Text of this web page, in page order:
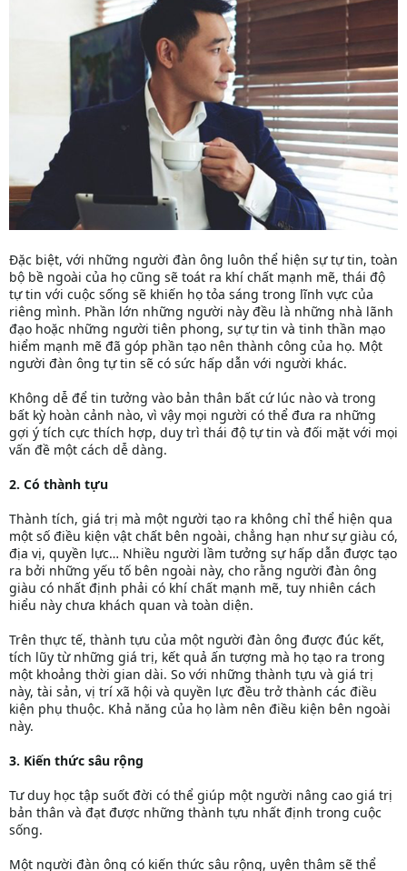
Đặc biệt, với những người đàn ông luôn thể hiện sự tự tin, toàn
bộ bề ngoài của họ cũng sẽ toát ra khí chất mạnh mẽ, thái độ
tự tin với cuộc sống sẽ khiến họ tỏa sáng trong lĩnh vực của
riêng mình. Phần lớn những người này đều là những nhà lãnh
đạo hoặc những người tiên phong, sự tự tin và tinh thần mạo
hiểm mạnh mẽ đã góp phần tạo nên thành công của họ. Một
người đàn ông tự tin sẽ có sức hấp dẫn với người khác.
Không dễ để tin tưởng vào bản thân bất cứ lúc nào và trong
bất kỳ hoàn cảnh nào, vì vậy mọi người có thể đưa ra những
gợi ý tích cực thích hợp, duy trì thái độ tự tin và đối mặt với mọi
vấn đề một cách dễ dàng.
2. Có thành tựu
Thành tích, giá trị mà một người tạo ra không chỉ thể hiện qua
một số điều kiện vật chất bên ngoài, chẳng hạn như sự giàu có,
địa vị, quyền lực… Nhiều người lầm tưởng sự hấp dẫn được tạo
ra bởi những yếu tố bên ngoài này, cho rằng người đàn ông
giàu có nhất định phải có khí chất mạnh mẽ, tuy nhiên cách
hiểu này chưa khách quan và toàn diện.
Trên thực tế, thành tựu của một người đàn ông được đúc kết,
tích lũy từ những giá trị, kết quả ấn tượng mà họ tạo ra trong
một khoảng thời gian dài. So với những thành tựu và giá trị
này, tài sản, vị trí xã hội và quyền lực đều trở thành các điều
kiện phụ thuộc. Khả năng của họ làm nên điều kiện bên ngoài
này.
3. Kiến thức sâu rộng
Tư duy học tập suốt đời có thể giúp một người nâng cao giá trị
bản thân và đạt được những thành tựu nhất định trong cuộc
sống.
Một người đàn ông có kiến thức sâu rộng, uyên thâm sẽ thể